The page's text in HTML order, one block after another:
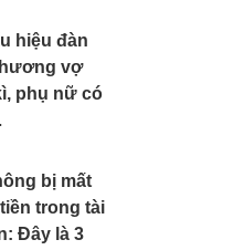
hiệu đàn
vợ
phụ nữ có
bị mất
trong tài
Đây là 3